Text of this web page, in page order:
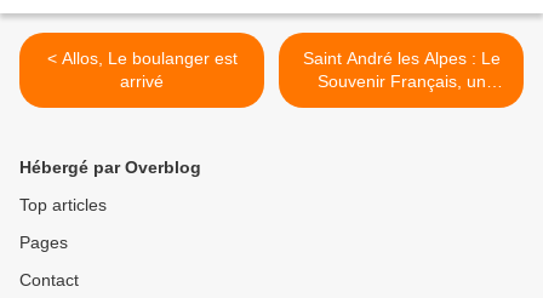
< Allos, Le boulanger est
arrivé
Saint André les Alpes : Le
Souvenir Français, un
engagement sans relâche
Hébergé par Overblog
Top articles
Pages
Contact